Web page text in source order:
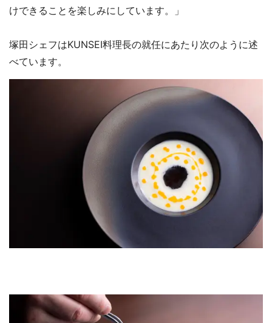
けできることを楽しみにしています。」
塚田シェフはKUNSEI料理長の就任にあたり次のように述
べています。